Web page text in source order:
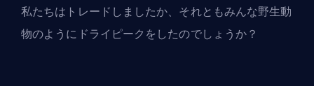
私たちはトレードしましたか、それともみんな野生動
物のようにドライピークをしたのでしょうか？